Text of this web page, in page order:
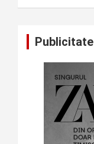
Publicitate